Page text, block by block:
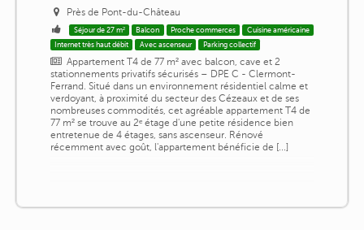
Près de Pont-du-Château
Séjour de 27 m² Balcon Proche commerces
Cuisine américaine
Internet très haut débit
Avec ascenseur Parking collectif
Appartement T4 de 77 m² avec balcon, cave et 2
stationnements privatifs sécurisés – DPE C - Clermont-
Ferrand. Situé dans un environnement résidentiel calme et
verdoyant, à proximité du secteur des Cézeaux et de ses
nombreuses commodités, cet agréable appartement T4 de
77 m² se trouve au 2ᵉ étage d'une petite résidence bien
entretenue de 4 étages, sans ascenseur. Rénové
récemment avec goût, l'appartement bénéficie de [...]